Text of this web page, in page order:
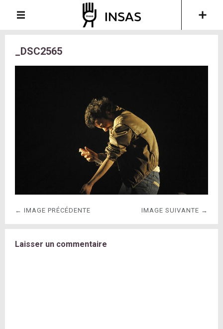
_DSC2565
← IMAGE PRÉCÉDENTE IMAGE SUIVANTE →
Laisser un commentaire